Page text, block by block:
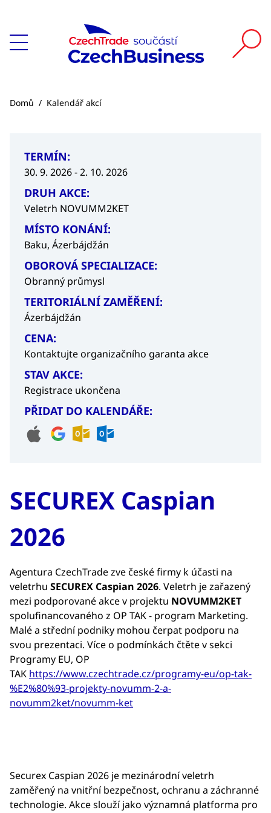
Domů / Kalendář akcí
SECUREX Caspian
2026
Agentura CzechTrade zve české firmy k účasti na
veletrhu SECUREX Caspian 2026. Veletrh je zařazený
mezi podporované akce v projektu NOVUMM2KET
spolufinancovaného z OP TAK - program Marketing.
Malé a střední podniky mohou čerpat podporu na
svou prezentaci. Více o podmínkách čtěte v sekci
Programy EU, OP
TAK https://www.czechtrade.cz/programy-eu/op-tak-
%E2%80%93-projekty-novumm-2-a-
novumm2ket/novumm-ket
Securex Caspian 2026 je mezinárodní veletrh
zaměřený na vnitřní bezpečnost, ochranu a záchranné
technologie. Akce slouží jako významná platforma pro
TERMÍN:
30. 9. 2026 - 2. 10. 2026
DRUH AKCE:
Veletrh NOVUMM2KET
MÍSTO KONÁNÍ:
Baku, Ázerbájdžán
OBOROVÁ SPECIALIZACE:
Obranný průmysl
TERITORIÁLNÍ ZAMĚŘENÍ:
Ázerbájdžán
CENA:
Kontaktujte organizačního garanta akce
STAV AKCE:
Registrace ukončena
PŘIDAT DO KALENDÁŘE: